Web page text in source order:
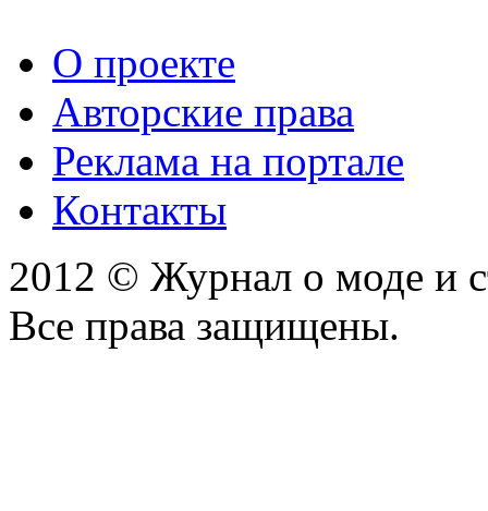
О проекте
Авторские права
Реклама на портале
Контакты
2012 © Журнал о моде и
Все права защищены.